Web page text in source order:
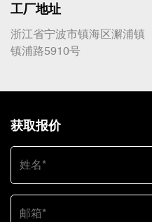
工厂地址
浙江省宁波市镇海区澥浦镇
镇浦路5910号
获取报价